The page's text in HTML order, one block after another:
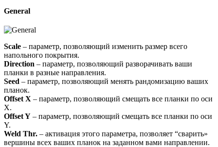
General
Scale – параметр, позволяющий изменить размер всего
напольного покрытия.
Direction – параметр, позволяющий разворачивать ваши
планки в разные направления.
Seed – параметр, позволяющий менять рандомизацию ваших
планок.
Offset X – параметр, позволяющий смещать все планки по оси
X.
Offset Y – параметр, позволяющий смещать все планки по оси
Y.
Weld Thr. – активация этого параметра, позволяет “сварить»
вершины всех ваших планок на заданном вами направлении.